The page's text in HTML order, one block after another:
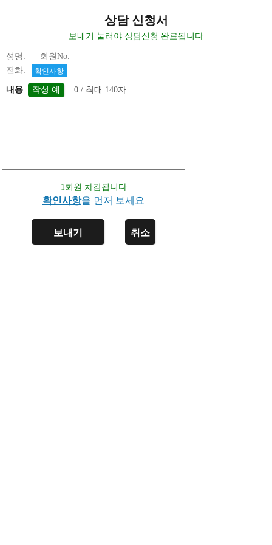
상담 신청서
보내기 눌러야 상담신청 완료됩니다
성명: 회원No.
전화:
확인사항
내용 0 / 최대 140자
1회원 차감됩니다
확인사항을 먼저 보세요